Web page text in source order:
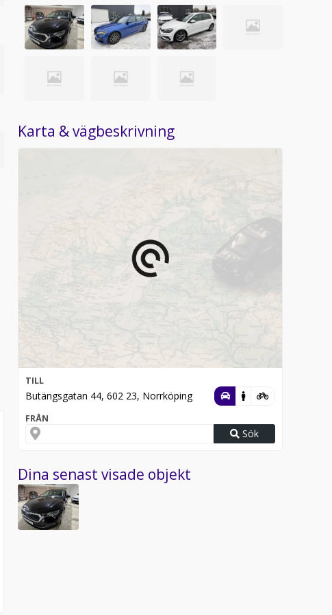
Karta & vägbeskrivning
TILL
Butängsgatan 44, 602 23, Norrköping
FRÅN
Sök
Dina senast visade objekt